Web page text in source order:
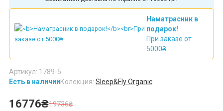
Наматрасник в
подарок!
При заказе от
5000₴
Есть в наличииКолекция: Sleep&Fly Organic
Артикул: 1789-5
16776₴19736₴